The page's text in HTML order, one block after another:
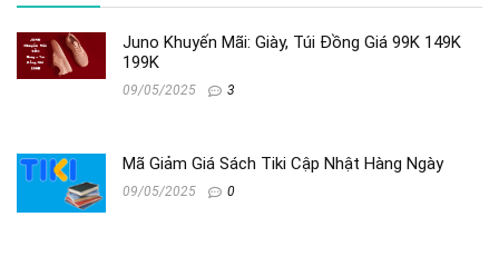
Juno Khuyến Mãi: Giày, Túi Đồng Giá 99K 149K
199K
09/05/2025 3
Mã Giảm Giá Sách Tiki Cập Nhật Hàng Ngày
09/05/2025 0